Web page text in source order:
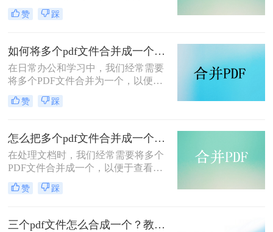
阅、分享或存档。那么pdf两个文档怎
么合并成一个呢？本文将介绍四种常
赞 踩
如何将多个pdf文件合并成一个？这3种方法轻松合并文件！
在日常办公和学习中，我们经常需要
将多个PDF文件合并为一个，以便于
分享、存储和管理。那么如何将多个
pdf文件合并成一个呢？本文将介绍四
法，帮助您轻松完成PDF文件的合并
任务。
赞 踩
怎么把多个pdf文件合并成一个？试试看这二种转换方式！
在处理文档时，我们经常需要将多个
PDF文件合并成一个，以便于查看、
传输和存档。那么怎么把多个pdf文件
合并成一个呢？本文将介绍两种常用
PDF合并任务。
赞 踩
三个pdf文件怎么合成一个？教你4种大家都在用方法！